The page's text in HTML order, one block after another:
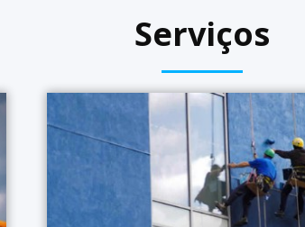
Serviços